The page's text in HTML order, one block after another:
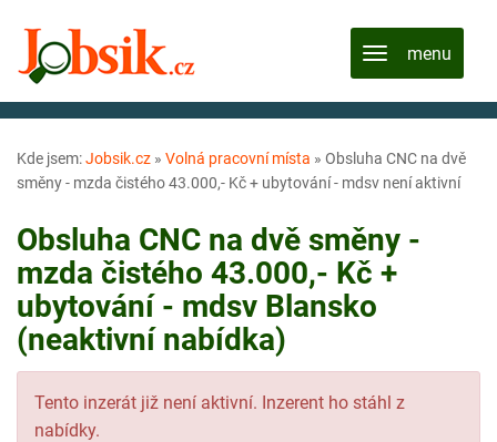
Kde jsem:Jobsik.cz » Volná pracovní místa » Obsluha CNC na dvě
směny - mzda čistého 43.000,- Kč + ubytování - mdsv není aktivní
Obsluha CNC na dvě směny -
mzda čistého 43.000,- Kč +
ubytování - mdsv Blansko
(neaktivní nabídka)
Tento inzerát již není aktivní. Inzerent ho stáhl z
nabídky.